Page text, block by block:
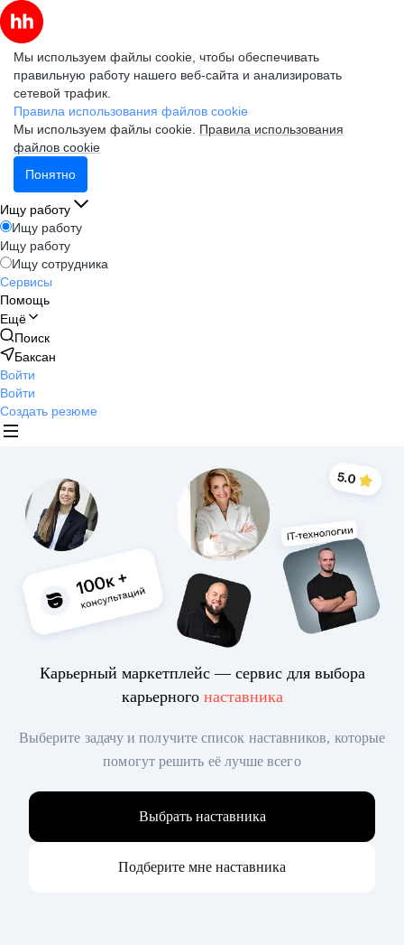
Мы используем файлы cookie, чтобы обеспечивать
правильную работу нашего веб-сайта и анализировать
сетевой трафик.
Правила использования файлов cookie
Мы используем файлы cookie. Правила использования
файлов cookie
Понятно
Ищу работу
Ищу работу
Ищу работу
Ищу сотрудника
Сервисы
Помощь
Ещё
Поиск
Баксан
Войти
Войти
Создать резюме
Карьерный маркетплейс — сервис для выбора
карьерного наставника
Выберите задачу и получите список наставников, которые
помогут решить её лучше всего
Выбрать наставника
Подберите мне наставника